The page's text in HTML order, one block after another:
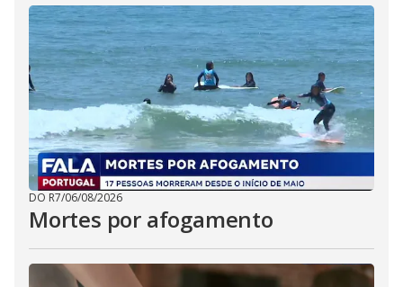
DO R7/06/08/2026
Mortes por afogamento